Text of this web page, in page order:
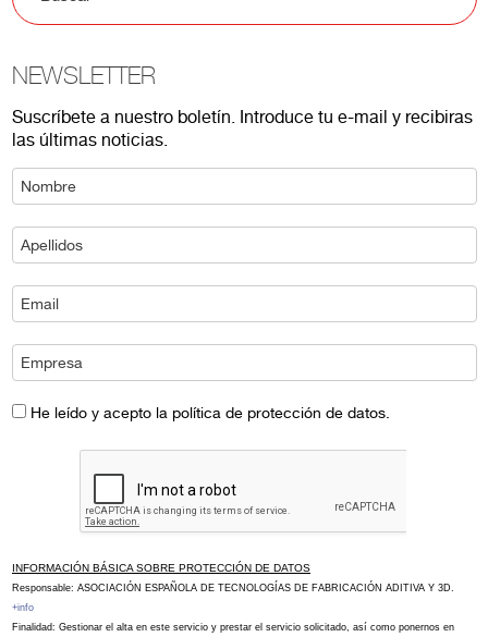
NEWSLETTER
Suscríbete a nuestro boletín. Introduce tu e-mail y recibiras
las últimas noticias.
He leído y acepto la política de protección de datos.
INFORMACIÓN BÁSICA SOBRE PROTECCIÓN DE DATOS
Responsable: ASOCIACIÓN ESPAÑOLA DE TECNOLOGÍAS DE FABRICACIÓN ADITIVA Y 3D.
+info
Finalidad: Gestionar el alta en este servicio y prestar el servicio solicitado, así como ponernos en